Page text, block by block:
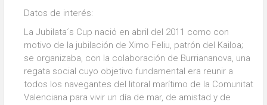
Datos de interés:
La Jubilata´s Cup nació en abril del 2011 como con
motivo de la jubilación de Ximo Feliu, patrón del Kailoa;
se organizaba, con la colaboración de Burriananova, una
regata social cuyo objetivo fundamental era reunir a
todos los navegantes del litoral marítimo de la Comunitat
Valenciana para vivir un día de mar, de amistad y de